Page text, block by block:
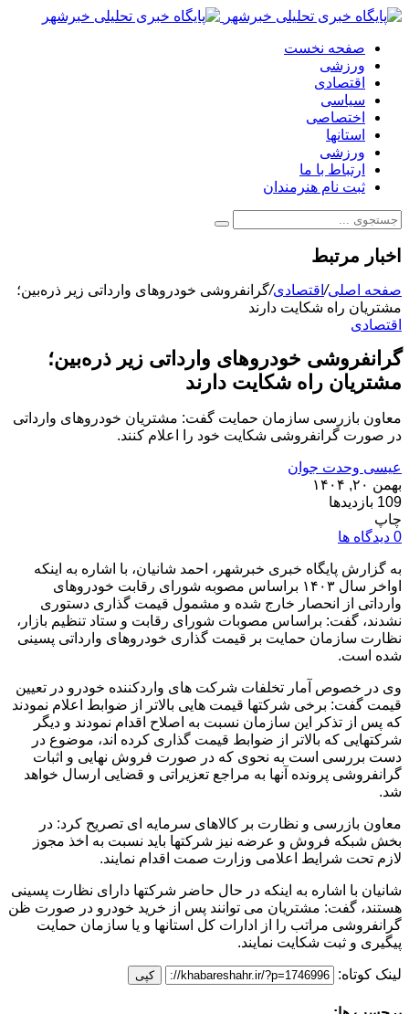
صفحه نخست
ورزشی
اقتصادی
سیاسی
اختصاصی
استانها
ورزشی
ارتباط با ما
ثبت نام هنرمندان
اخبار مرتبط
صفحه اصلی/اقتصادی/گرانفروشی خودروهای وارداتی‌ زیر ذره‌بین؛
مشتریان راه شکایت دارند
اقتصادی
گرانفروشی خودروهای وارداتی‌ زیر ذره‌بین؛
مشتریان راه شکایت دارند
معاون بازرسی سازمان حمایت گفت: مشتریان خودروهای وارداتی
در صورت گرانفروشی شکایت خود را اعلام کنند.
عیسی وحدت جوان
بهمن ۲۰, ۱۴۰۴
109 بازدیدها
چاپ
0 دیدگاه ها
به گزارش پایگاه خبری خبرشهر، احمد شانیان، با اشاره به اینکه
اواخر سال ۱۴۰۳ براساس مصوبه شورای رقابت خودروهای
وارداتی از انحصار خارج شده و مشمول قیمت گذاری دستوری
نشدند، گفت: براساس مصوبات شورای رقابت و ستاد تنظیم بازار،
نظارت سازمان حمایت بر قیمت گذاری خودروهای وارداتی پسینی
شده است.
وی در خصوص آمار تخلفات شرکت های واردکننده خودرو در تعیین
قیمت گفت: برخی شرکتها قیمت هایی بالاتر از ضوابط اعلام نمودند
که پس از تذکر این سازمان نسبت به اصلاح اقدام نمودند و دیگر
شرکتهایی که بالاتر از ضوابط قیمت گذاری کرده اند، موضوع در
دست بررسی است به نحوی که در صورت فروش نهایی و اثبات
گرانفروشی پرونده آنها به مراجع تعزیراتی و قضایی ارسال خواهد
شد.
معاون بازرسی و نظارت بر کالاهای سرمایه ای تصریح کرد: در
بخش شبکه فروش و عرضه نیز شرکتها باید نسبت به اخذ مجوز
لازم تحت شرایط اعلامی وزارت صمت اقدام نمایند.
شانیان با اشاره به اینکه در حال حاضر شرکتها دارای نظارت پسینی
هستند، گفت: مشتریان می توانند پس از خرید خودرو در صورت ظن
گرانفروشی مراتب را از ادارات کل استانها و یا سازمان حمایت
پیگیری و ثبت شکایت نمایند.
لینک کوتاه: کپی